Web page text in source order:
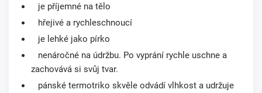
je příjemné na tělo
hřejivé a rychleschnoucí
je lehké jako pírko
nenáročné na údržbu. Po vyprání rychle uschne a
zachovává si svůj tvar.
pánské termotriko skvěle odvádí vlhkost a udržuje